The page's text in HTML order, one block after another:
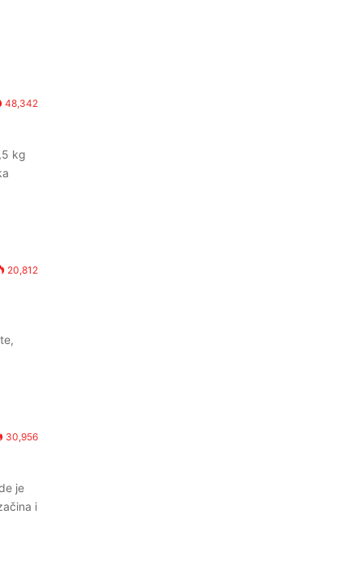
48,342
kg
20,812
30,956
je
i